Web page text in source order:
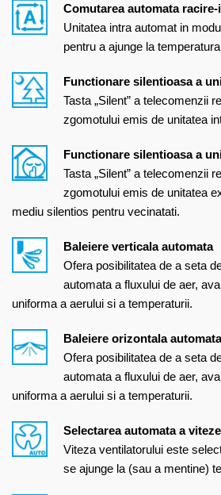
Comutarea automata
Unitatea intra automat in
pentru a ajunge la
Functionare silentioasa a
Tasta „Silent” a telecomenzii
zgomotului emis de unitatea
Functionare silentioasa a
Tasta „Silent” a telecomenzii
zgomotului emis de unitatea
mediu silentios pentru vecinatati.
Baleiere verticala automata
Ofera posibilitatea de a seta
automata a fluxului de aer,
uniforma a aerului si a temperaturii.
Baleiere orizontala automata
Ofera posibilitatea de a seta
automata a fluxului de aer,
uniforma a aerului si a temperaturii.
Selectarea automata a
Viteza ventilatorului este
se ajunge la (sau a mentine)